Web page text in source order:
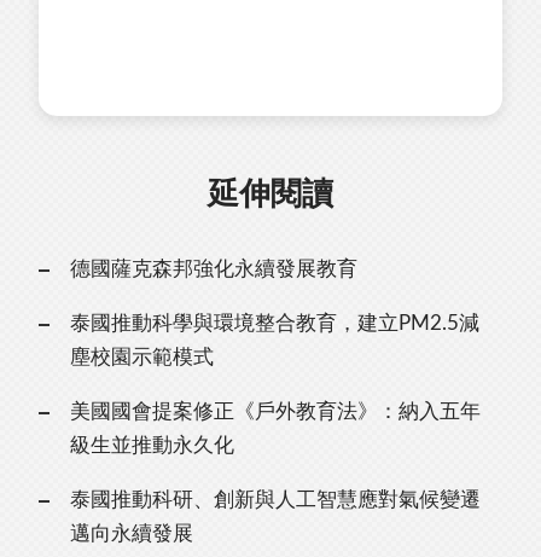
延伸閱讀
德國薩克森邦強化永續發展教育
泰國推動科學與環境整合教育，建立PM2.5減
塵校園示範模式
美國國會提案修正《戶外教育法》：納入五年
級生並推動永久化
泰國推動科研、創新與人工智慧應對氣候變遷
邁向永續發展